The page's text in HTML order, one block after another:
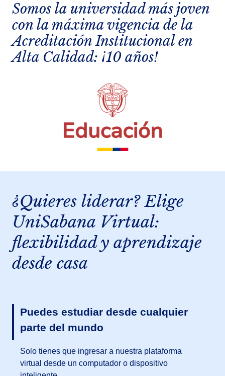
Somos la universidad más joven
con la máxima vigencia de la
Acreditación Institucional en
Alta Calidad: ¡10 años!
¿Quieres liderar? Elige
UniSabana Virtual:
flexibilidad y aprendizaje
desde casa
Puedes estudiar desde cualquier
parte del mundo
Solo tienes que ingresar a nuestra plataforma
virtual desde un computador o dispositivo